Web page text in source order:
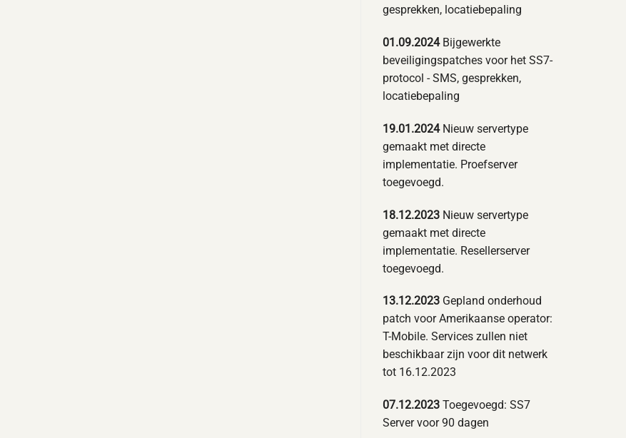
gesprekken, locatiebepaling
01.09.2024Bijgewerkte
beveiligingspatches voor het SS7-
protocol - SMS, gesprekken,
locatiebepaling
19.01.2024Nieuw servertype
gemaakt met directe
implementatie. Proefserver
toegevoegd.
18.12.2023 Nieuw servertype
gemaakt met directe
implementatie. Resellerserver
toegevoegd.
13.12.2023 Gepland onderhoud
patch voor Amerikaanse operator:
T-Mobile. Services zullen niet
beschikbaar zijn voor dit netwerk
tot 16.12.2023
07.12.2023 Toegevoegd: SS7
Server voor 90 dagen